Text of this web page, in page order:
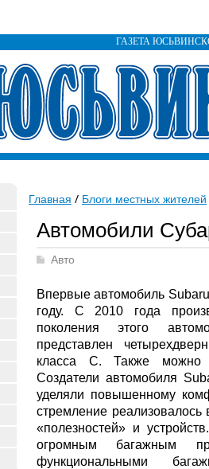
ГАЗЕТА
Главная Блоги местных жителей
Автомобили
Авто
Впервые автомобиль
году. С 2010 года
поколения этого
представлен
класса С. Также можно
Создатели автомобиля
уделяли повышенному
стремление реализовалось
«полезностей» и
огромным багажным
функциональными